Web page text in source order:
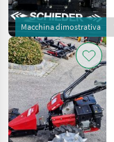
Macchina dimostrativa